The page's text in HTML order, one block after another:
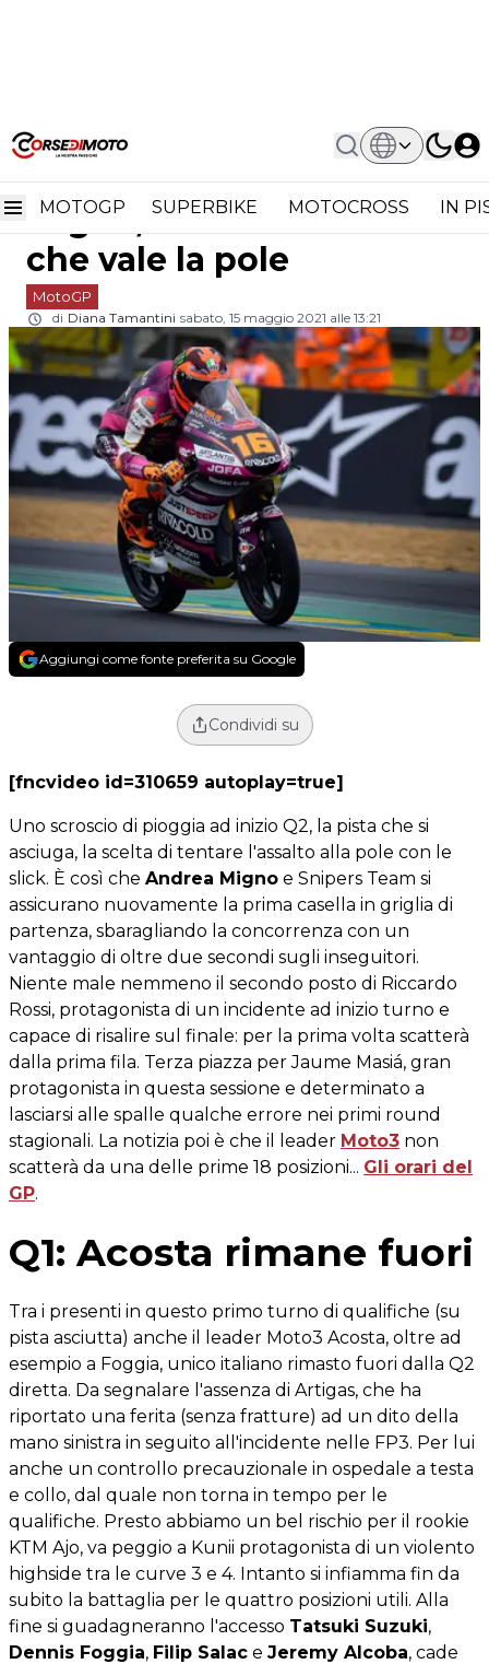
MOTOGP SUPERBIKE MOTOCROSS IN
Home MotoGP
Moto3 Le Mans: Andrea Migno,
Moto3 Le Mans: Andrea
Migno, l'azzardo slick
che vale la pole
MotoGP
di Diana Tamantini sabato, 15 maggio 2021 alle 13:21
Aggiungi come fonte preferita su Google
Condividi su
[fncvideo id=310659 autoplay=true]
Uno scroscio di pioggia ad inizio Q2, la pista che si
asciuga, la scelta di tentare l'assalto alla pole con le
slick. È così che Andrea Migno e Snipers Team si
assicurano nuovamente la prima casella in griglia di
partenza, sbaragliando la concorrenza con un
vantaggio di oltre due secondi sugli inseguitori.
Niente male nemmeno il secondo posto di Riccardo
Rossi, protagonista di un incidente ad inizio turno e
capace di risalire sul finale: per la prima volta scatterà
dalla prima fila. Terza piazza per Jaume Masiá, gran
protagonista in questa sessione e determinato a
lasciarsi alle spalle qualche errore nei primi round
stagionali. La notizia poi è che il leader Moto3 non
scatterà da una delle prime 18 posizioni... Gli orari del
GP.
Q1: Acosta rimane fuori
Tra i presenti in questo primo turno di qualifiche (su
pista asciutta) anche il leader Moto3 Acosta, oltre ad
esempio a Foggia, unico italiano rimasto fuori dalla Q2
diretta. Da segnalare l'assenza di Artigas, che ha
riportato una ferita (senza fratture) ad un dito della
mano sinistra in seguito all'incidente nelle FP3. Per lui
anche un controllo precauzionale in ospedale a testa
e collo, dal quale non torna in tempo per le
qualifiche. Presto abbiamo un bel rischio per il rookie
KTM Ajo, va peggio a Kunii protagonista di un violento
highside tra le curve 3 e 4. Intanto si infiamma fin da
subito la battaglia per le quattro posizioni utili. Alla
fine si guadagneranno l'accesso Tatsuki Suzuki,
Dennis Foggia, Filip Salac e Jeremy Alcoba, cade